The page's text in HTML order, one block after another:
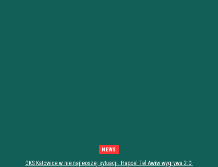
NEWS
GKS Katowice w nie najleoszej sytuacji. Hapoel Tel Awiw wygrywa 2:0!